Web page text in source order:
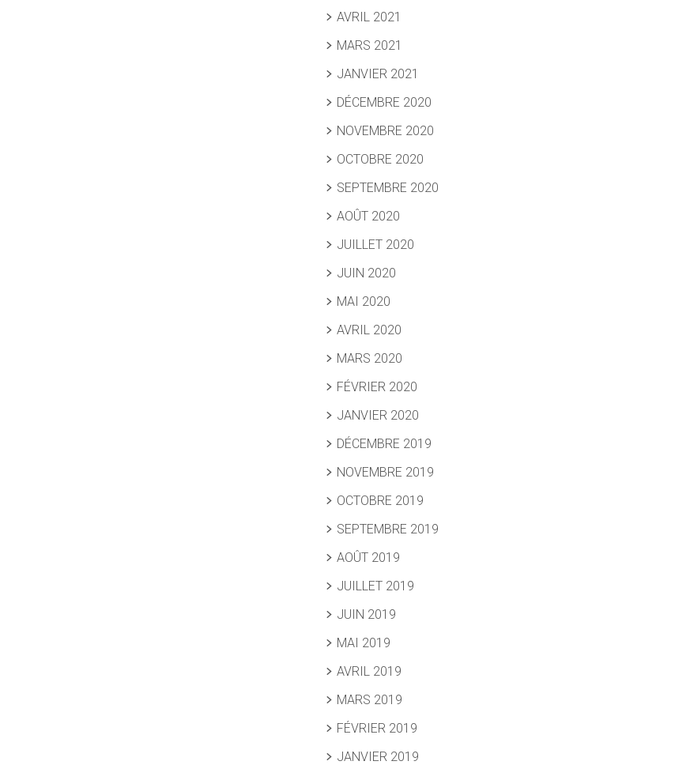
AVRIL 2021
MARS 2021
JANVIER 2021
DÉCEMBRE 2020
NOVEMBRE 2020
OCTOBRE 2020
SEPTEMBRE 2020
AOÛT 2020
JUILLET 2020
JUIN 2020
MAI 2020
AVRIL 2020
MARS 2020
FÉVRIER 2020
JANVIER 2020
DÉCEMBRE 2019
NOVEMBRE 2019
OCTOBRE 2019
SEPTEMBRE 2019
AOÛT 2019
JUILLET 2019
JUIN 2019
MAI 2019
AVRIL 2019
MARS 2019
FÉVRIER 2019
JANVIER 2019